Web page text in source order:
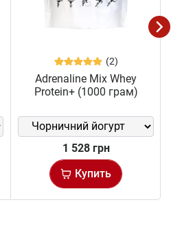
(2)
Adrenaline Mix Whey
Protein+ (1000 грам)
1 528 грн
Купить